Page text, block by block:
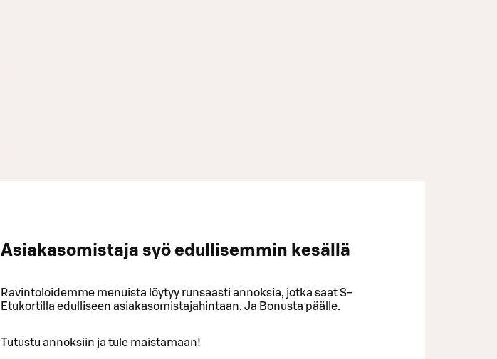
Asiakasomistaja syö edullisemmin kesällä
Ravintoloidemme menuista löytyy runsaasti annoksia, jotka saat S-
Etukortilla edulliseen asiakasomistajahintaan. Ja Bonusta päälle.
Tutustu annoksiin ja tule maistamaan!